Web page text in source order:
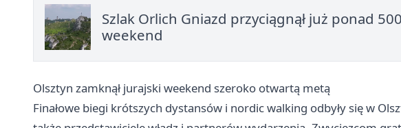
Szlak Orlich Gniazd przyciągnął już ponad
weekend
Olsztyn zamknął jurajski weekend szeroko otwartą metą
Finałowe biegi krótszych dystansów i nordic walking odbyły się w